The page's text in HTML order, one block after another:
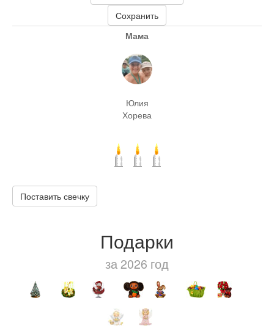
Сохранить
Мама
Юлия
Хорева
Поставить свечку
Подарки
за 2026 год